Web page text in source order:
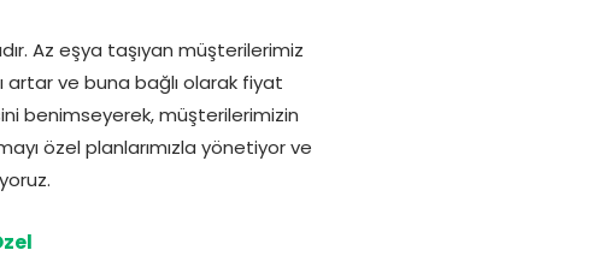
Az eşya taşıyan müşterilerimiz
artar ve buna bağlı olarak fiyat
benimseyerek, müşterilerimizin
özel planlarımızla yönetiyor ve